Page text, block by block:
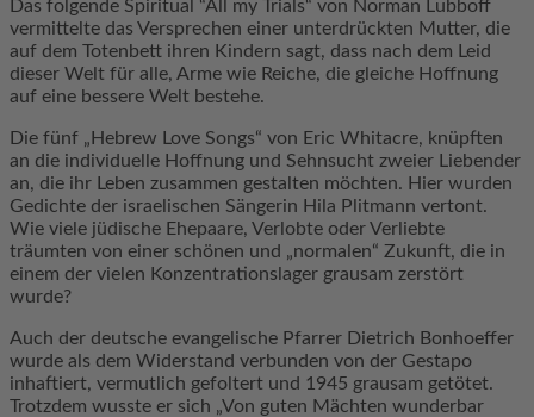
Das folgende Spiritual “All my Trials“ von Norman Lubboff
vermittelte das Versprechen einer unterdrückten Mutter, die
auf dem Totenbett ihren Kindern sagt, dass nach dem Leid
dieser Welt für alle, Arme wie Reiche, die gleiche Hoffnung
auf eine bessere Welt bestehe.
Die fünf „Hebrew Love Songs“ von Eric Whitacre, knüpften
an die individuelle Hoffnung und Sehnsucht zweier Liebender
an, die ihr Leben zusammen gestalten möchten. Hier wurden
Gedichte der israelischen Sängerin Hila Plitmann vertont.
Wie viele jüdische Ehepaare, Verlobte oder Verliebte
träumten von einer schönen und „normalen“ Zukunft, die in
einem der vielen Konzentrationslager grausam zerstört
wurde?
Auch der deutsche evangelische Pfarrer Dietrich Bonhoeffer
wurde als dem Widerstand verbunden von der Gestapo
inhaftiert, vermutlich gefoltert und 1945 grausam getötet.
Trotzdem wusste er sich „Von guten Mächten wunderbar